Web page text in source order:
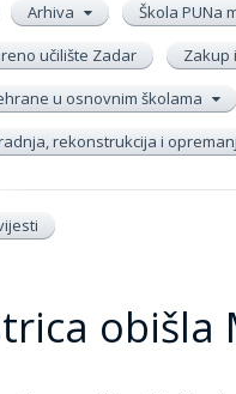
Arhiva Škola PUNa
učilište Zadar
Zakup
u osnovnim školama
rekonstrukcija i
obišla